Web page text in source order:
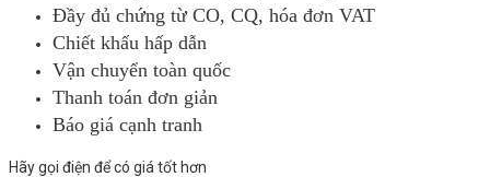
Đầy đủ chứng từ CO, CQ, hóa đơn VAT
Chiết khấu hấp dẫn
Vận chuyển toàn quốc
Thanh toán đơn giản
Báo giá cạnh tranh
Hãy gọi điện để có giá tốt hơn